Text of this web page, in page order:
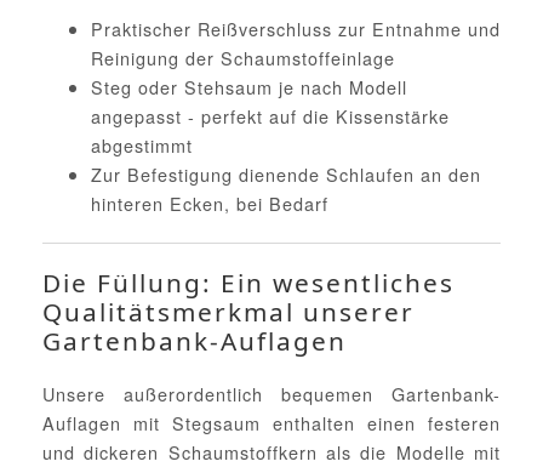
Praktischer Reißverschluss zur Entnahme und
Reinigung der Schaumstoffeinlage
Steg oder Stehsaum je nach Modell
angepasst - perfekt auf die Kissenstärke
abgestimmt
Zur Befestigung dienende Schlaufen an den
hinteren Ecken, bei Bedarf
Die Füllung: Ein wesentliches
Qualitätsmerkmal unserer
Gartenbank-Auflagen
Unsere außerordentlich bequemen Gartenbank-
Auflagen mit Stegsaum enthalten einen festeren
und dickeren Schaumstoffkern als die Modelle mit